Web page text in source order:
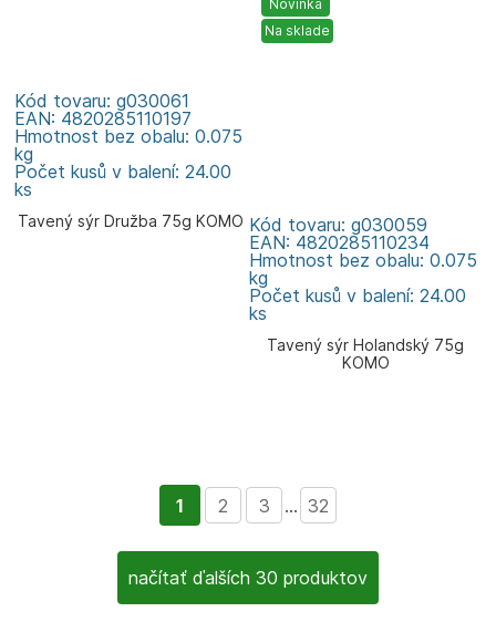
Kód tovaru: g030061
EAN: 4820285110197
Hmotnost bez obalu: 0.075
kg
Počet kusů v balení: 24.00
ks
Tavený sýr Družba 75g KOMO
Novinka
Na sklade
Kód tovaru: g030059
EAN: 4820285110234
Hmotnost bez obalu: 0.075
kg
Počet kusů v balení: 24.00
ks
Tavený sýr Holandský 75g
KOMO
1 2 3 ... 32
načítať ďalších 30 produktov